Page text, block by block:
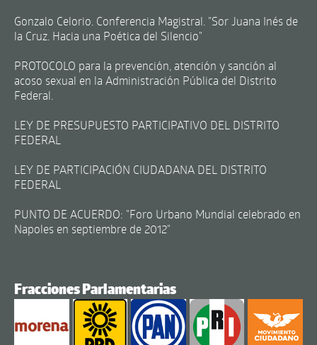
Gonzalo Celorio. Conferencia Magistral. "Sor Juana Inés de
la Cruz. Hacia una Poética del Silencio"
PROTOCOLO para la prevención, atención y sanción al
acoso sexual en la Administración Pública del Distrito
Federal.
LEY DE PRESUPUESTO PARTICIPATIVO DEL DISTRITO
FEDERAL
LEY DE PARTICIPACIÓN CIUDADANA DEL DISTRITO
FEDERAL
PUNTO DE ACUERDO: "Foro Urbano Mundial celebrado en
Napoles en septiembre de 2012"
Fracciones Parlamentarias